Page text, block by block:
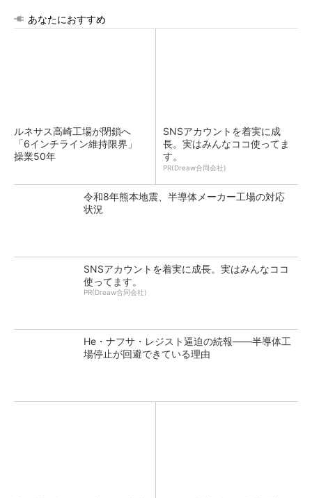
あなたにおすすめ
ルネサス高崎工場が閉鎖へ
「6インチライン維持限界」
操業50年
SNSアカウントを着実に成
長。実はみんなココ使ってま
す。
PR(Dreaw合同会社)
令和8年熊本地震、半導体メーカー工場の対応
状況
SNSアカウントを着実に成長。実はみんなココ
使ってます。
PR(Dreaw合同会社)
He・ナフサ・レジスト逼迫の続報――半導体工
場停止が回避できている理由